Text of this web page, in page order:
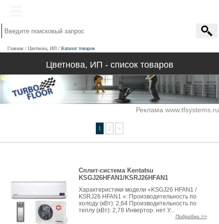
Главная Цветнова, ИП Каталог товаров
Цветнова, ИП - список товаров
Реклама www.tfsystems.ru
1 2 »
Сплит-система Kentatsu
KSGJ26HFAN1/KSRJ26HFAN1
Характеристики модели «KSGJ26 HFAN1 /
KSRJ26 HFAN1 »: Производительность по
холоду (кВт): 2,64 Производительность по
теплу (кВт): 2,78 Инвертор: нет У...
Подробно >>